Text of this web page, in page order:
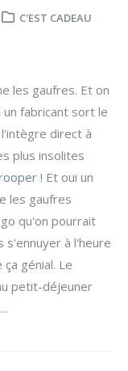
C'EST CADEAU
les gaufres. Et on
un fabricant sort le
direct à
plus insolites
! Et oui un
les gaufres
qu'on pourrait
s'ennuyer à l'heure
génial. Le
petit-déjeuner